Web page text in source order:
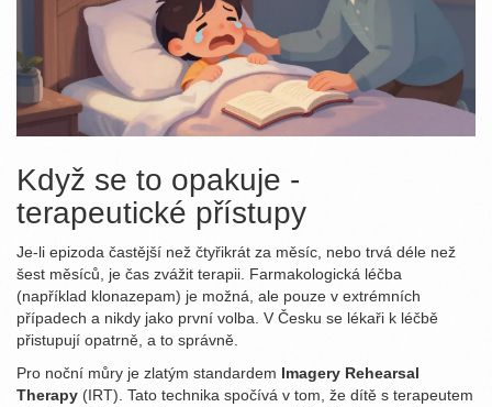
Když se to opakuje -
terapeutické přístupy
Je-li epizoda častější než čtyřikrát za měsíc, nebo trvá déle než
šest měsíců, je čas zvážit terapii. Farmakologická léčba
(například klonazepam) je možná, ale pouze v extrémních
případech a nikdy jako první volba. V Česku se lékaři k léčbě
přistupují opatrně, a to správně.
Pro noční můry je zlatým standardem Imagery Rehearsal
Therapy (IRT). Tato technika spočívá v tom, že dítě s terapeutem